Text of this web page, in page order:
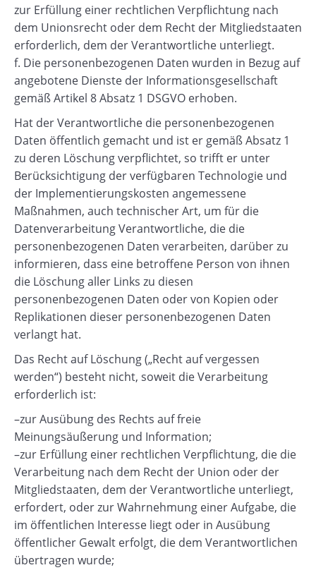
zur Erfüllung einer rechtlichen Verpflichtung nach
dem Unionsrecht oder dem Recht der Mitgliedstaaten
erforderlich, dem der Verantwortliche unterliegt.
f. Die personenbezogenen Daten wurden in Bezug auf
angebotene Dienste der Informationsgesellschaft
gemäß Artikel 8 Absatz 1 DSGVO erhoben.
Hat der Verantwortliche die personenbezogenen
Daten öffentlich gemacht und ist er gemäß Absatz 1
zu deren Löschung verpflichtet, so trifft er unter
Berücksichtigung der verfügbaren Technologie und
der Implementierungskosten angemessene
Maßnahmen, auch technischer Art, um für die
Datenverarbeitung Verantwortliche, die die
personenbezogenen Daten verarbeiten, darüber zu
informieren, dass eine betroffene Person von ihnen
die Löschung aller Links zu diesen
personenbezogenen Daten oder von Kopien oder
Replikationen dieser personenbezogenen Daten
verlangt hat.
Das Recht auf Löschung („Recht auf vergessen
werden“) besteht nicht, soweit die Verarbeitung
erforderlich ist:
–zur Ausübung des Rechts auf freie
Meinungsäußerung und Information;
–zur Erfüllung einer rechtlichen Verpflichtung, die die
Verarbeitung nach dem Recht der Union oder der
Mitgliedstaaten, dem der Verantwortliche unterliegt,
erfordert, oder zur Wahrnehmung einer Aufgabe, die
im öffentlichen Interesse liegt oder in Ausübung
öffentlicher Gewalt erfolgt, die dem Verantwortlichen
übertragen wurde;